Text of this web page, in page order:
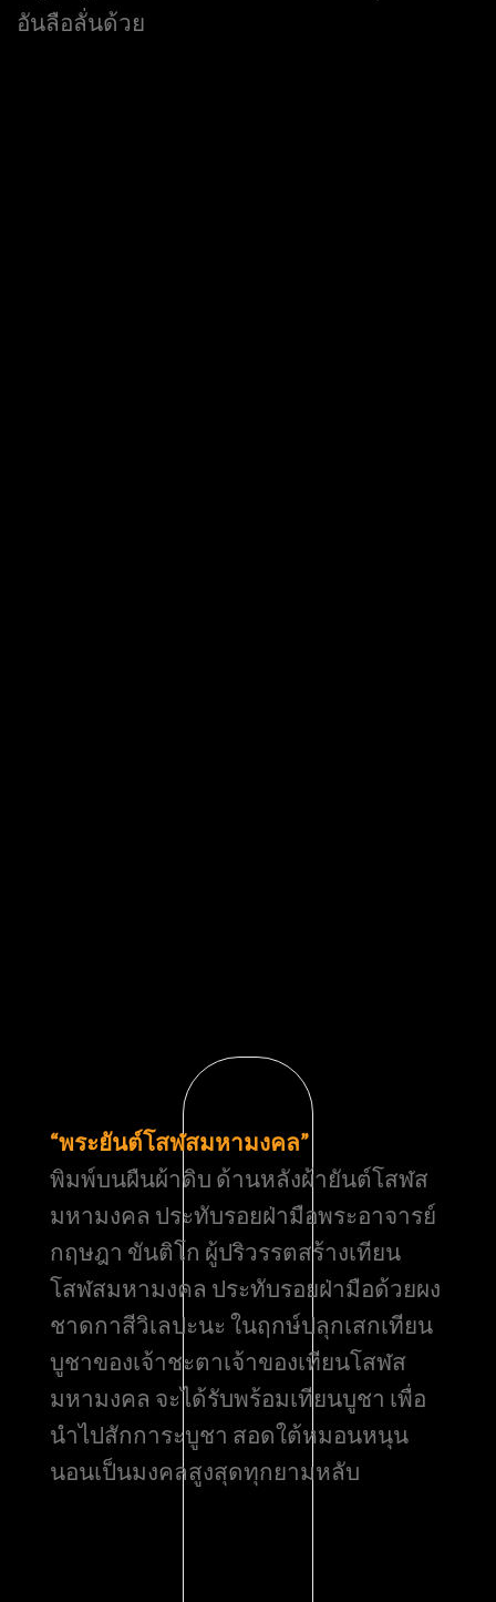
อันลือลั่นด้วย
“พระยันต์โสฬสมหามงคล”
พิมพ์บนผืนผ้าดิบ ด้านหลังผ้ายันต์โสฬส
มหามงคล ประทับรอยฝ่ามือพระอาจารย์
กฤษฎา ขันติโก ผู้ปริวรรตสร้างเทียน
โสฬสมหามงคล ประทับรอยฝ่ามือด้วยผง
ชาดกาสีวิเลปะนะ ในฤกษ์ปลุกเสกเทียน
บูชาของเจ้าชะตาเจ้าของเทียนโสฬส
มหามงคล จะได้รับพร้อมเทียนบูชา เพื่อ
นำไปสักการะบูชา สอดใต้หมอนหนุน
นอนเป็นมงคลสูงสุดทุกยามหลับ